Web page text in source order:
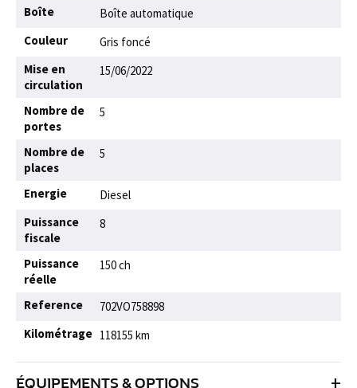
Boîte
Boîte automatique
Couleur
Gris foncé
Mise en
circulation
15/06/2022
Nombre de
portes
5
Nombre de
places
5
Energie
Diesel
Puissance
fiscale
8
Puissance
réelle
150 ch
Reference
702VO758898
Kilométrage 118155 km
ÉQUIPEMENTS & OPTIONS